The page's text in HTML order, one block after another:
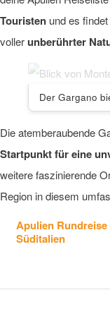
Touristen und es
vollerunberührter
Der Gargano
Die atemberaubende
Startpunkt für eine
weitere faszinierende
Region in diesem
Apulien
Süditalien